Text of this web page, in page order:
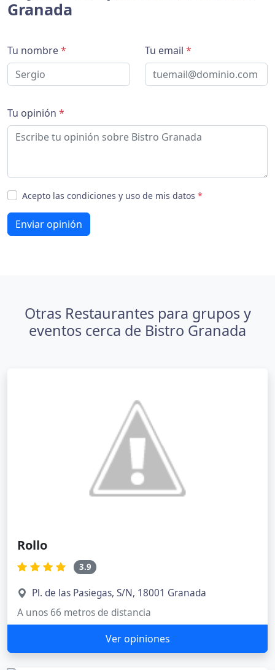
Granada
Tu nombre* Tu email *
Tu opinión *
Acepto las condiciones y uso de mis datos *
Enviar opinión
Otras Restaurantes para grupos y
eventos cerca de Bistro Granada
Rollo
3.9
Pl. de las Pasiegas, S/N, 18001 Granada
A unos 66 metros de distancia
Ver opiniones